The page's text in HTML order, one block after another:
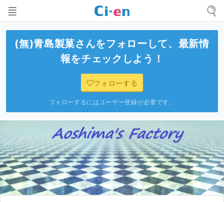
(無)青島製菓さんをフォローして、最新情
報をチェックしよう！
フォローする
フォローするにはユーザー登録が必要です。